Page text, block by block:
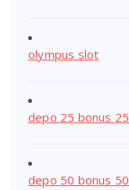
olympus slot
depo 25 bonus 25
depo 50 bonus 50